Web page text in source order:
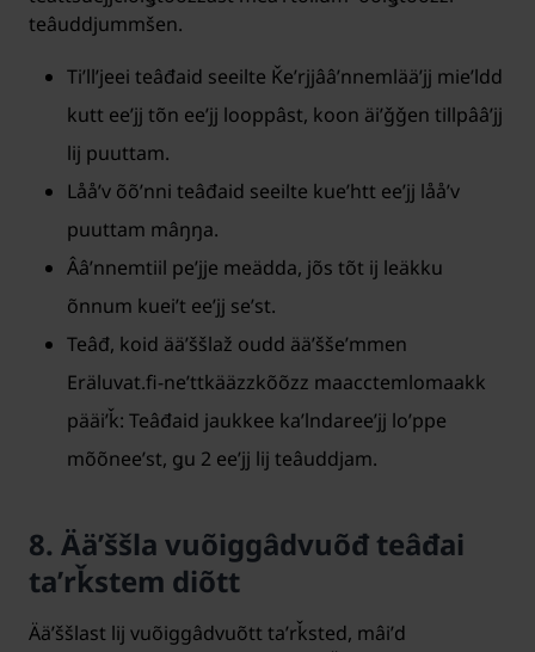
teâuddjummšen.
Tiʹllʼjeei teâđaid seeilte Ǩeʹrjjââʹnnemlääʹjj mieʹldd
kutt eeʹjj tõn eeʹjj looppâst, koon äiʹǧǧen tillpââʹjj
lij puuttam.
Lååʹv õõʹnni teâđaid seeilte kueʹhtt eeʹjj lååʹv
puuttam mâŋŋa.
Ââʹnnemtiil peʹjje meädda, jõs tõt ij leäkku
õnnum kueiʹt eeʹjj seʹst.
Teâđ, koid ääʹššlaž oudd ääʹššeʹmmen
Eräluvat.fi-neʹttkääzzkõõzz maacctemlomaakk
pääiʹǩ: Teâđaid jaukkee kaʹlndareeʹjj loʹppe
mõõneeʹst, ǥu 2 eeʹjj lij teâuddjam.
8. Ääʹššla vuõiggâdvuõđ teâđai
taʹrǩstem diõtt
Ääʹššlast lij vuõiggâdvuõtt taʹrǩsted, mâiʹd